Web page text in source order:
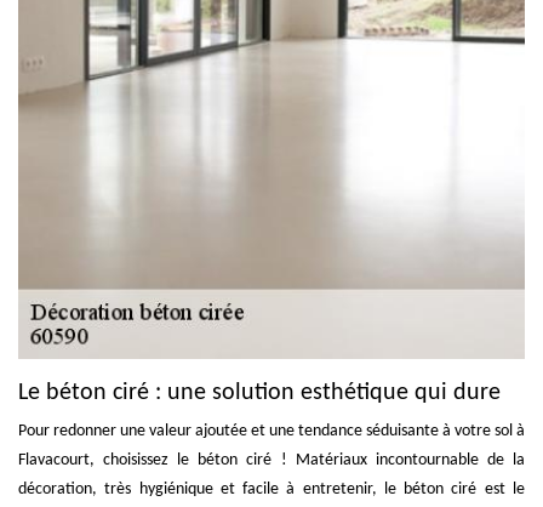
Le béton ciré : une solution esthétique qui dure
Pour redonner une valeur ajoutée et une tendance séduisante à votre sol à
Flavacourt, choisissez le béton ciré ! Matériaux incontournable de la
décoration, très hygiénique et facile à entretenir, le béton ciré est le